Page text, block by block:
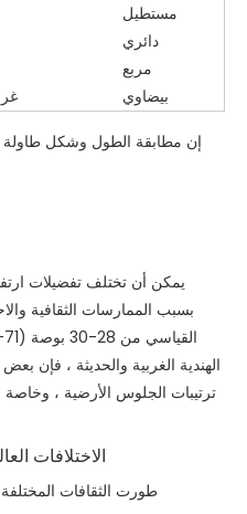
مستطيل
دائري
مربع
بيضاوي
إن مطابقة الطول وشكل
يمكن أن تختلف تفضيلات
بسبب الممارسات الثقافية
الهندية الغربية والحديثة ، فإن
ترتيبات الجلوس الأرضية ،
الاختلافات
طورت الثقافات